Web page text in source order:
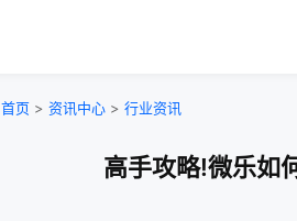
首页 > 资讯中心 > 行业资讯
高手攻略!微乐如